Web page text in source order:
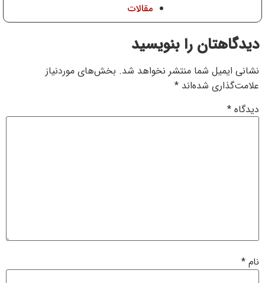
مقالات
دیدگاهتان را بنویسید
نشانی ایمیل شما منتشر نخواهد شد. بخش‌های موردنیاز
علامت‌گذاری شده‌اند *
دیدگاه *
نام *